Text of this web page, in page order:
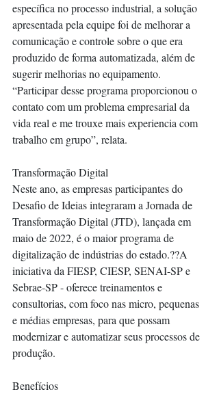
específica no processo industrial, a solução
apresentada pela equipe foi de melhorar a
comunicação e controle sobre o que era
produzido de forma automatizada, além de
sugerir melhorias no equipamento.
“Participar desse programa proporcionou o
contato com um problema empresarial da
vida real e me trouxe mais experiencia com
trabalho em grupo”, relata.
Transformação Digital
Neste ano, as empresas participantes do
Desafio de Ideias integraram a Jornada de
Transformação Digital (JTD), lançada em
maio de 2022, é o maior programa de
digitalização de indústrias do estado.??A
iniciativa da FIESP, CIESP, SENAI-SP e
Sebrae-SP - oferece treinamentos e
consultorias, com foco nas micro, pequenas
e médias empresas, para que possam
modernizar e automatizar seus processos de
produção.
Benefícios